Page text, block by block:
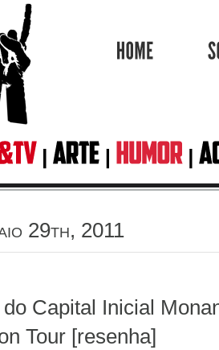
29th, 2011
Capital Inicial
Tour [resenha]